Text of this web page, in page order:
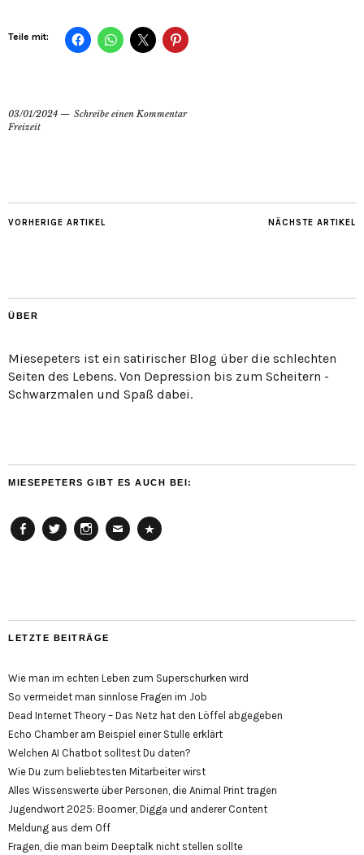
Teile mit:
03/01/2024
Schreibe einen Kommentar
Freizeit
VORHERIGE ARTIKEL NÄCHSTE ARTIKEL
ÜBER
Miesepeters ist ein satirischer Blog über die schlechten
Seiten des Lebens. Von Depression bis zum Scheitern -
Schwarzmalen und Spaß dabei.
MIESEPETERS GIBT ES AUCH BEI:
LETZTE BEITRÄGE
Wie man im echten Leben zum Superschurken wird
So vermeidet man sinnlose Fragen im Job
Dead Internet Theory – Das Netz hat den Löffel abgegeben
Echo Chamber am Beispiel einer Stulle erklärt
Welchen AI Chatbot solltest Du daten?
Wie Du zum beliebtesten Mitarbeiter wirst
Alles Wissenswerte über Personen, die Animal Print tragen
Jugendwort 2025: Boomer, Digga und anderer Content
Meldung aus dem Off
Fragen, die man beim Deeptalk nicht stellen sollte